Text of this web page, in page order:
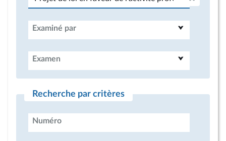
Examiné par
Examen
Recherche par critères
Numéro